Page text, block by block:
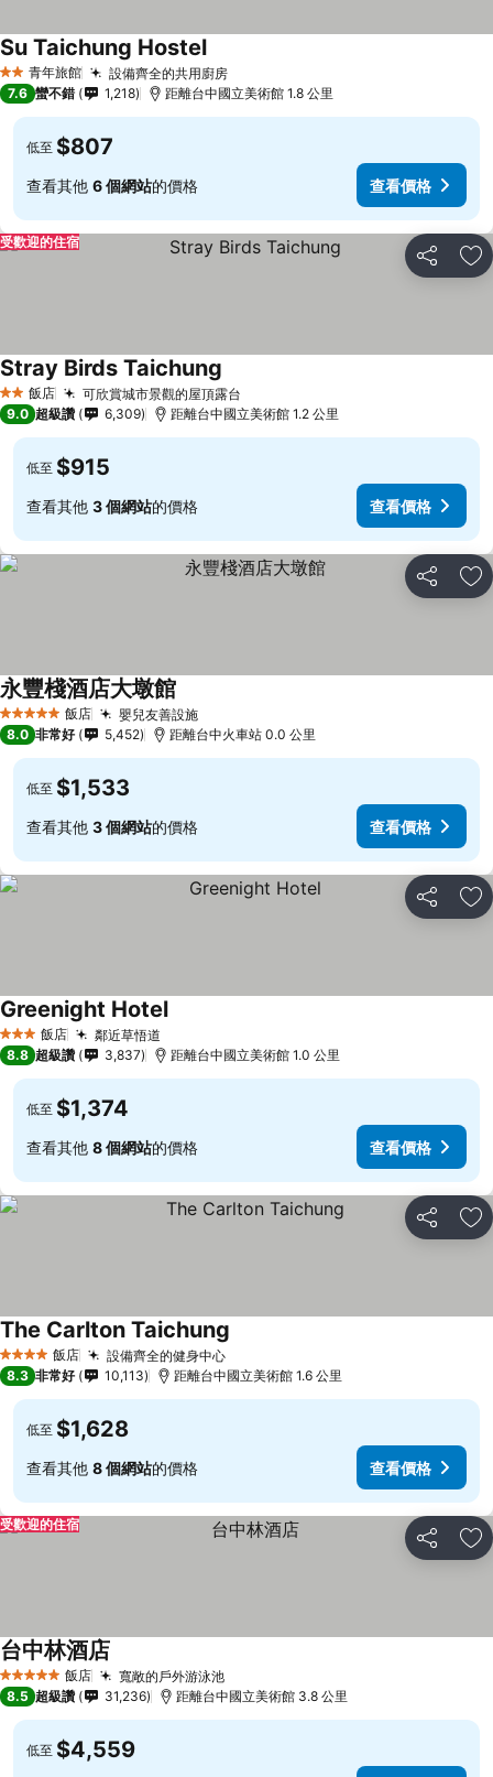
2 星級青年旅館 設備齊全的共用廚房查看價格
Su Taichung Hostel查看價格
7.6 蠻不錯 1,218 距離台中國立美術館 1.8 公里
低至 $807
查看其他 6 個網站的價格 查看價格
分享 加
受歡迎的住宿
2 星級飯店 可欣賞城市景觀的屋頂露台
Stray Birds Taichung
9.0 超級讚 6,309 距離台中國立美術館 1.2 公里
低至 $915
查看其他 3 個網站的價格 查看價格
分享 加
5 星級 飯店 嬰兒友善設施查看價格
永豐棧酒店大墩館
8.0 非常好 5,452 距離台中火車站 0.0 公里
低至 $1,533
查看其他 3 個網站的價格 查看價格
分享 加
3 星級 飯店 鄰近草悟道
Greenight Hotel查看價格
8.8 超級讚 3,837 距離台中國立美術館 1.0 公里
低至 $1,374
查看其他 8 個網站的價格 查看價格
分享 加
4 星級 飯店 設備齊全的健身中心查看價格
The Carlton Taichung
8.3 非常好 10,113 距離台中國立美術館 1.6 公里
低至 $1,628
查看其他 8 個網站的價格 查看價格
分享 加
受歡迎的住宿
5 星級 飯店 寬敞的戶外游泳池查看價格
台中林酒店
8.5 超級讚 31,236 距離台中國立美術館 3.8 公里
低至 $4,559